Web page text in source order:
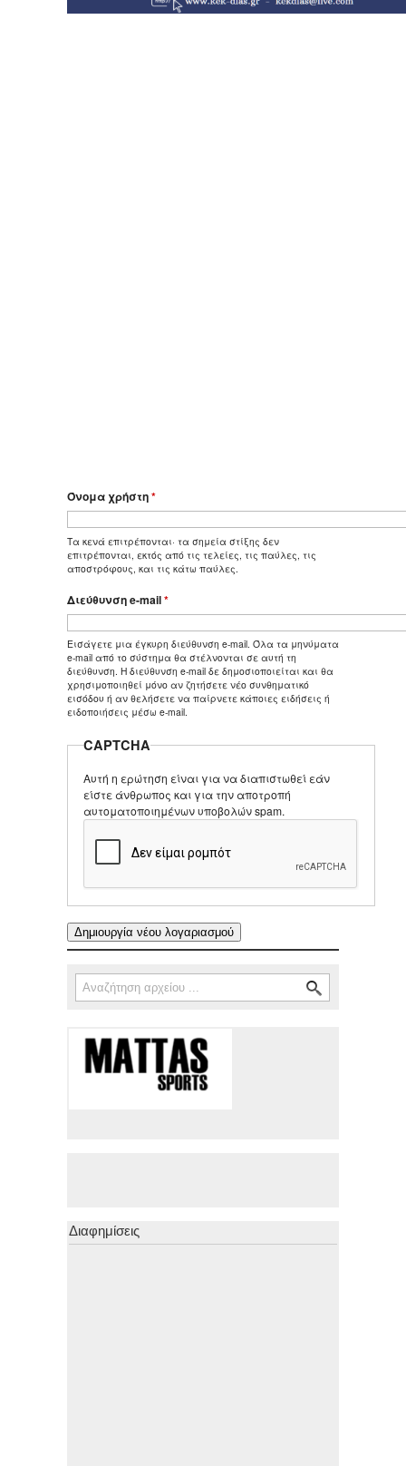
Όνομα χρήστη*
Τα κενά επιτρέπονται· τα σημεία στίξης δεν
επιτρέπονται, εκτός από τις τελείες, τις παύλες, τις
αποστρόφους, και τις κάτω παύλες.
Διεύθυνση e-mail*
Εισάγετε μια έγκυρη διεύθυνση e-mail. Όλα τα μηνύματα
e-mail από το σύστημα θα στέλνονται σε αυτή τη
διεύθυνση. Η διεύθυνση e-mail δε δημοσιοποιείται και θα
χρησιμοποιηθεί μόνο αν ζητήσετε νέο συνθηματικό
εισόδου ή αν θελήσετε να παίρνετε κάποιες ειδήσεις ή
ειδοποιήσεις μέσω e-mail.
CAPTCHA
Αυτή η ερώτηση είναι για να διαπιστωθεί εάν
είστε άνθρωπος και για την αποτροπή
αυτοματοποιημένων υποβολών spam.
Φόρμα αναζήτησης
Αναζήτηση
Διαφημίσεις